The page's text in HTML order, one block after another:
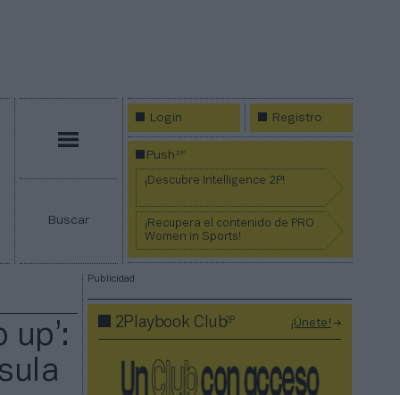
Buscar
Login Registro
Push2P
¡Descubre Intelligence 2P!
¡Recupera el contenido de PRO
Women in Sports!
up’:
Publicidad
2Playbook Club2P ¡Únete!